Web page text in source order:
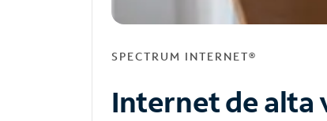
SPECTRUM INTERNET®
Internet de alta